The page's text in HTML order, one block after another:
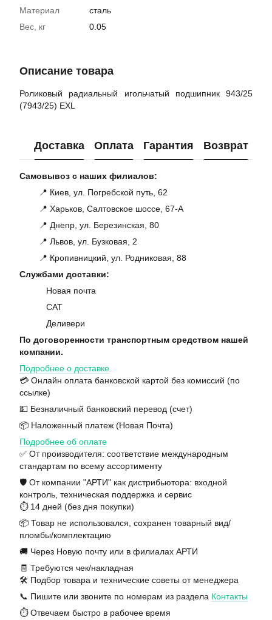
Материал
сталь
Вес, кг
0.05
Описание товара
Роликовый радиальный игольчатый подшипник 943/25
(7943/25) EXL
Доставка Оплата Гарантия Возврат
Самовывоз с наших филиалов:
📍 Киев, ул. Погребской путь, 62
📍 Харьков, Салтовское шоссе, 67-А
📍 Днепр, ул. Березинская, 80
📍 Львов, ул. Бузковая, 2
📍 Кропивницкий, ул. Родниковая, 88
Службами доставки:
Новая почта
САТ
Деливери
По договоренности транспортным средством нашей
компании.
Подробнее о доставке
💳 Онлайн оплата банковской картой без комиссий (по
ссылке)
💵 Безналичный банковский перевод (счет)
📦 Наложенный платеж (Новая Почта)
Подробнее об оплате
✅ От производителя: соответствие международным
стандартам по всему ассортименту
🛡️ От компании "АРТИ" как дистрибьютора: входной
контроль, техническая поддержка и сервис
⏱️ 14 дней (без дня покупки)
📦 Товар не использовался, сохранен товарный вид/
пломбы/комплектацию
🚚 Через Новую почту или в филиалах АРТИ
🧾 Требуются чек/накладная
🛠️ Подбор товара и технические советы от менеджера
📞 Пишите или звоните по номерам из раздела Контакты
⏱️ Отвечаем быстро в рабочее время